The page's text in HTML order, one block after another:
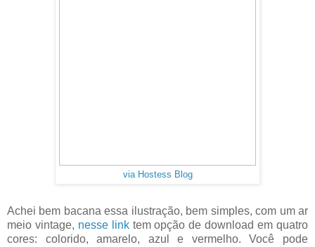
via Hostess Blog
Achei bem bacana essa ilustração, bem simples, com um ar
meio vintage, nesse linktem opção de download em quatro
cores: colorido, amarelo, azul e vermelho. Você pode